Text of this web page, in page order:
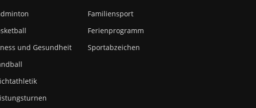
und Gesundheit
Familiensport
Ferienprogramm
Sportabzeichen